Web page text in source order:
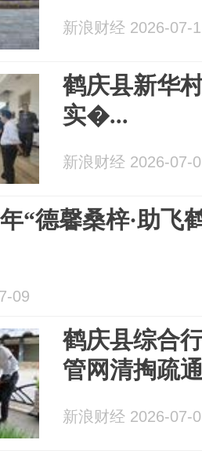
新浪财经 2026-07-
鹤庆县新华
实�...
新浪财经 2026-07-
“德馨桑梓·助飞
09
鹤庆县综合
管网清掏疏
新浪财经 2026-07-